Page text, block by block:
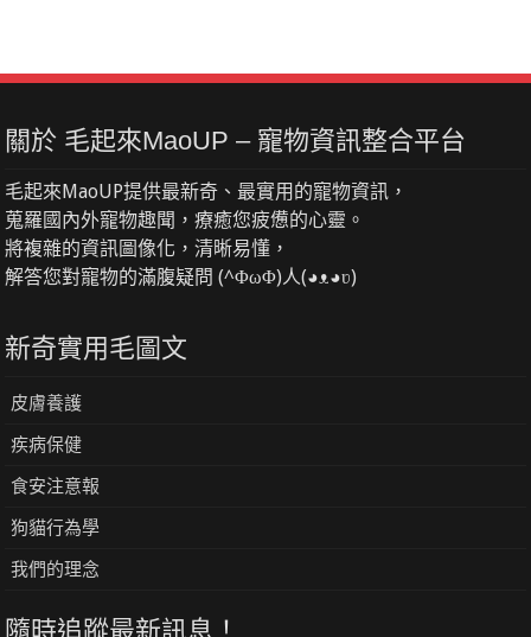
關於 毛起來MaoUP – 寵物資訊整合平台
毛起來MaoUP提供最新奇、最實用的寵物資訊，
蒐羅國內外寵物趣聞，療癒您疲憊的心靈。
將複雜的資訊圖像化，清晰易懂，
解答您對寵物的滿腹疑問 (^ΦωΦ)人(◕ᴥ◕ʋ)
新奇實用毛圖文
皮膚養護
疾病保健
食安注意報
狗貓行為學
我們的理念
隨時追蹤最新訊息！